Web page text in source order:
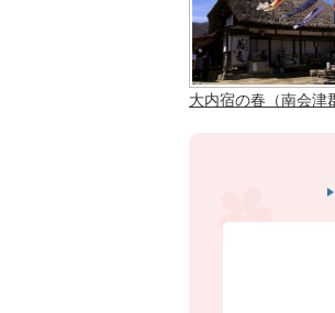
大内宿の春（南会津